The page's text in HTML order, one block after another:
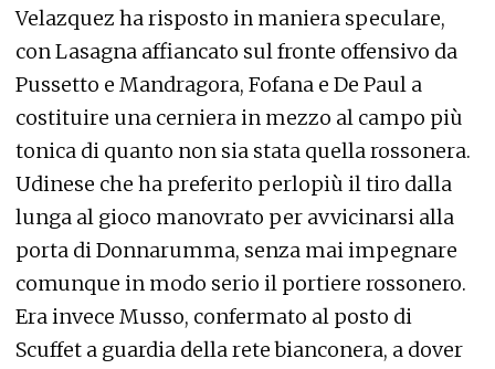
Velazquez ha risposto in maniera speculare,
con Lasagna affiancato sul fronte offensivo da
Pussetto e Mandragora, Fofana e De Paul a
costituire una cerniera in mezzo al campo più
tonica di quanto non sia stata quella rossonera.
Udinese che ha preferito perlopiù il tiro dalla
lunga al gioco manovrato per avvicinarsi alla
porta di Donnarumma, senza mai impegnare
comunque in modo serio il portiere rossonero.
Era invece Musso, confermato al posto di
Scuffet a guardia della rete bianconera, a dover